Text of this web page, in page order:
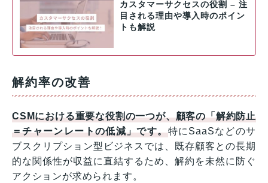
カスタマーサクセスの役割 – 注
目される理由や導入時のポイン
トも解説
解約率の改善
CSMにおける重要な役割の一つが、顧客の「解約防止
＝チャーンレートの低減」です。特にSaaSなどのサ
ブスクリプション型ビジネスでは、既存顧客との長期
的な関係性が収益に直結するため、解約を未然に防ぐ
アクションが求められます。